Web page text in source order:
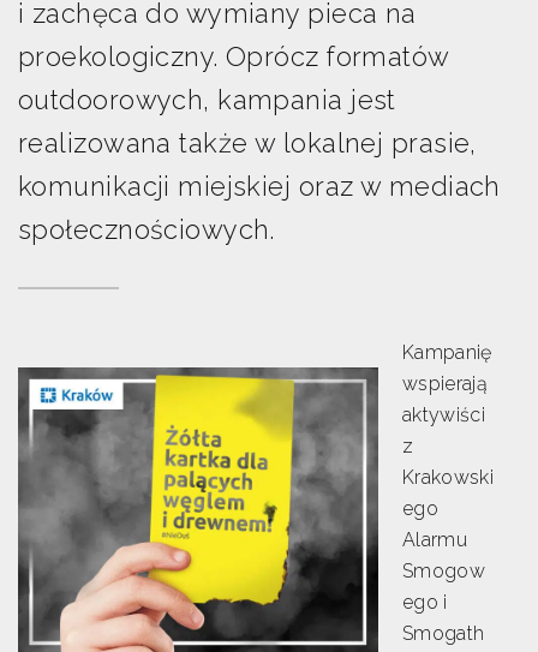
i zachęca do wymiany pieca na
proekologiczny. Oprócz formatów
outdoorowych, kampania jest
realizowana także w lokalnej prasie,
komunikacji miejskiej oraz w mediach
społecznościowych.
Kampanię
wspierają
aktywiści
z
Krakowski
ego
Alarmu
Smogow
ego i
Smogath